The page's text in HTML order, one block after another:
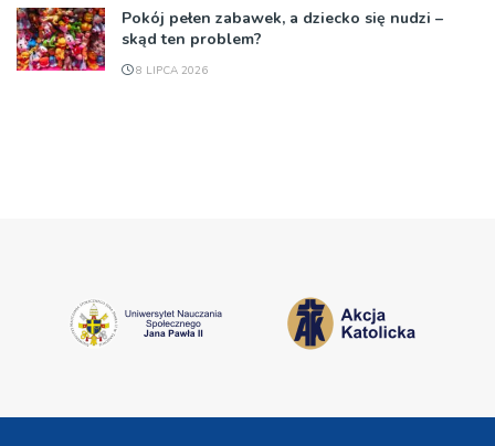
Pokój pełen zabawek, a dziecko się nudzi –
skąd ten problem?
8 LIPCA 2026